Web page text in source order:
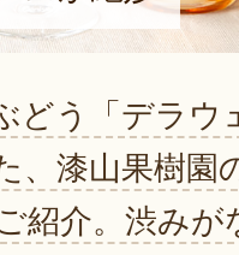
どう「デラウ
、漆山果樹園
紹介。渋みが